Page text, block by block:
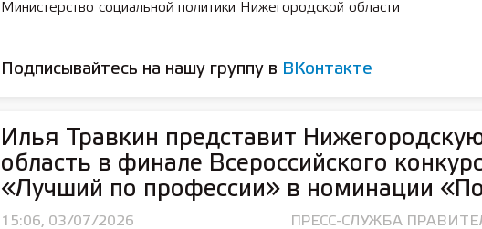
Министерство социальной политики Нижегородской области
Подписывайтесь на нашу группу в ВКонтакте
Илья Травкин представит
область в финале Всероссийского
«Лучший по профессии» в номинации
15:06, 03/07/2026 ПРЕСС-СЛУЖБА